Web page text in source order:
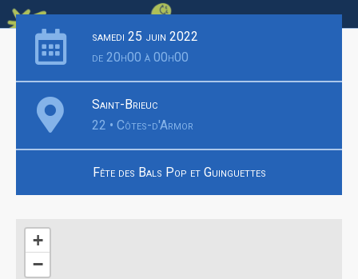
samedi 25 juin 2022
de 20h00 à 00h00
Saint-Brieuc
22 • Côtes-d'Armor
Fête des Bals Pop et Guinguettes
+
−